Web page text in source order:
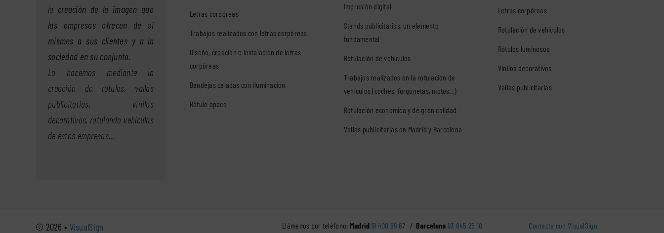
la creación de la imagen que
las empresas ofrecen de si
mismas a sus clientes y a la
sociedad en su conjunto.
Lo hacemos mediante la
creación de rótulos, vallas
publicitarias, vinilos
decorativos, rotulando vehículos
de estas empresas…
Letras corpóreas
Trabajos realizados con letras corpóreas
Diseño, creación e instalación de letras
corpóreas
Bandejas caladas con iluminación
Rótulo opaco
Impresión digital
Stands publicitarios, un elemento
fundamental
Rotulación de vehículos
Trabajos realizados en la rotulación de
vehículos (coches, furgonetas, motos…)
Rotulación económica y de gran calidad
Vallas publicitarias en Madrid y Barcelona
Letras corpóreas
Rotulación de vehículos
Rótulos luminosos
Vinilos decorativos
Vallas publicitarias
© 2026 • VisualSign Llámenos por teléfono: Madrid 91 400 89 67 / Barcelona 93 645 25 18 Contacte con VisualSign